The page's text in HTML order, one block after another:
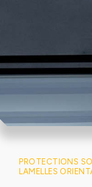
PROTECTIONS
LAMELLES